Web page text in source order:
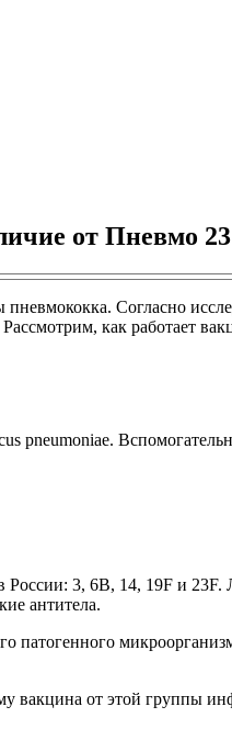
от Пневмо 23
Согласно
как работает
pneumoniae.
3, 6В, 14, 19F и 23F.
антитела.
вакцина от этой группы